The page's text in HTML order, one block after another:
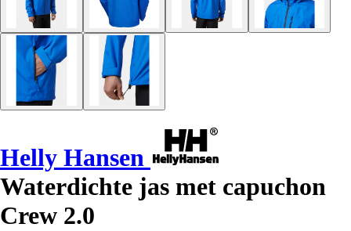
Helly Hansen
Waterdichte jas met capuchon
Crew 2.0